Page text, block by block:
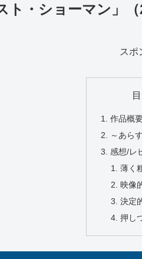
ト・ショーマン」
スポ
作品概
～あら
感想/レ
薄く
映像
決定
押し